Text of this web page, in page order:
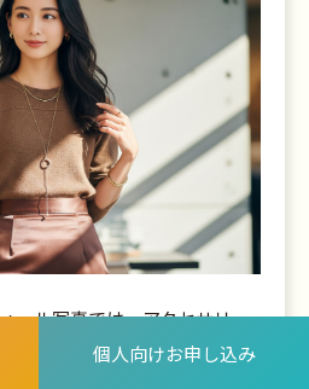
個人向けお申し込み
ール写真では、アクセサリー
です。